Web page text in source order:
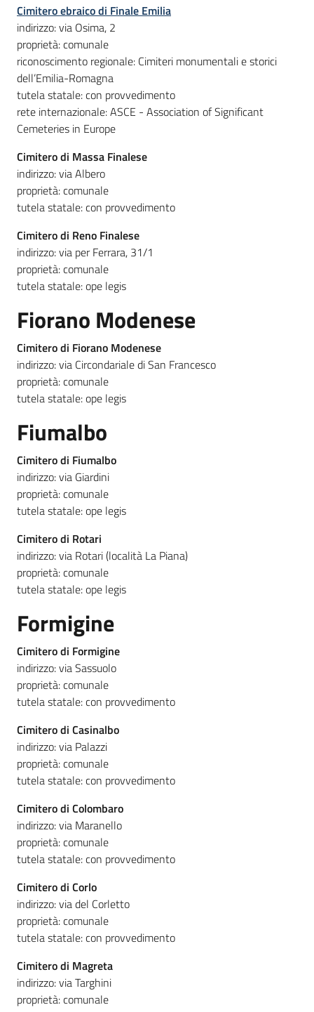
Cimitero ebraico di Finale Emilia
indirizzo: via Osima, 2
proprietà: comunale
riconoscimento regionale: Cimiteri monumentali e storici
dell’Emilia-Romagna
tutela statale: con provvedimento
rete internazionale: ASCE - Association of Significant
Cemeteries in Europe
Cimitero di Massa Finalese
indirizzo: via Albero
proprietà: comunale
tutela statale: con provvedimento
Cimitero di Reno Finalese
indirizzo: via per Ferrara, 31/1
proprietà: comunale
tutela statale: ope legis
Fiorano Modenese
Cimitero di Fiorano Modenese
indirizzo: via Circondariale di San Francesco
proprietà: comunale
tutela statale: ope legis
Fiumalbo
Cimitero di Fiumalbo
indirizzo: via Giardini
proprietà: comunale
tutela statale: ope legis
Cimitero di Rotari
indirizzo: via Rotari (località La Piana)
proprietà: comunale
tutela statale: ope legis
Formigine
Cimitero di Formigine
indirizzo: via Sassuolo
proprietà: comunale
tutela statale: con provvedimento
Cimitero di Casinalbo
indirizzo: via Palazzi
proprietà: comunale
tutela statale: con provvedimento
Cimitero di Colombaro
indirizzo: via Maranello
proprietà: comunale
tutela statale: con provvedimento
Cimitero di Corlo
indirizzo: via del Corletto
proprietà: comunale
tutela statale: con provvedimento
Cimitero di Magreta
indirizzo: via Targhini
proprietà: comunale